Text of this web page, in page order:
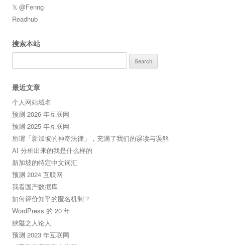
𝕏 @Fenng
Readhub
搜索本站
for:
最近文章
个人网站域名
预测 2026 年互联网
预测 2025 年互联网
所谓「新加坡的神奇法律」，充满了我们的误读与误解
AI 分析出来的我是什么样的
新加坡的特定中文词汇
预测 2024 互联网
我看国产数据库
如何评价知乎的匿名机制？
WordPress 的 20 年
狹隘之人论人
预测 2023 年互联网